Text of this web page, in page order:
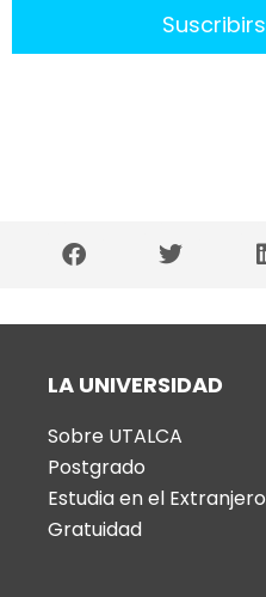
LA UNIVERSIDAD
Sobre UTALCA
Postgrado
Estudia en el Extranjero
Gratuidad